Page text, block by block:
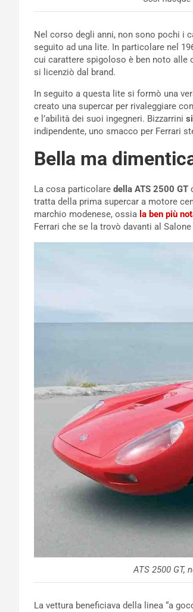
Nel corso degli anni, non sono pochi i
seguito ad una lite. In particolare nel
cui carattere spigoloso è ben noto alle
si licenziò dal brand.
In seguito a questa lite si formò una
creato una supercar per rivaleggiare
e l’abilità dei suoi ingegneri. Bizzarrini
indipendente, uno smacco per Ferrari
Bella ma
La cosa particolare della ATS 2500 GT
tratta della prima supercar a motore
marchio modenese, ossia la ben più
Ferrari che se la trovò davanti al
ATS 2500 GT,
La vettura beneficiava della linea “a